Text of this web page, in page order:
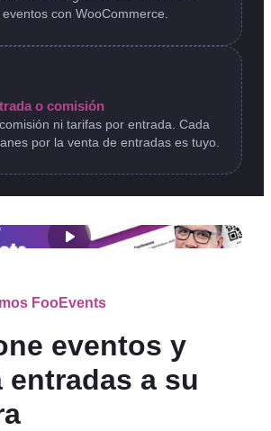
con WooCommerce.
o comisión
ni tarifas por entrada. Cada
por la venta de entradas es tuyo.
FooEvents
eventos y
entradas a su